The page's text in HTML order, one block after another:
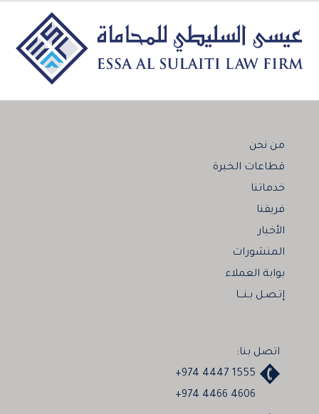
من نحن
قطاعات الخبرة
خدماتنا
فريقنا
الأخبار
المنشورات
بوابة العملاء
إتـصـل بـنـــا
اتصل بنا:
+974 4447 1555
+974 4466 4606